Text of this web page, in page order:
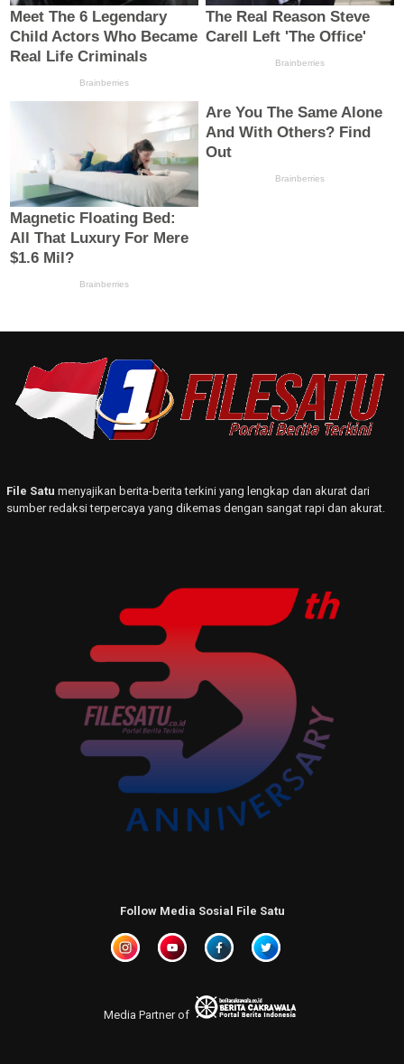
File Satu menyajikan berita-berita terkini yang lengkap dan akurat dari
sumber redaksi terpercaya yang dikemas dengan sangat rapi dan akurat.
Follow Media Sosial File Satu
Media Partner of